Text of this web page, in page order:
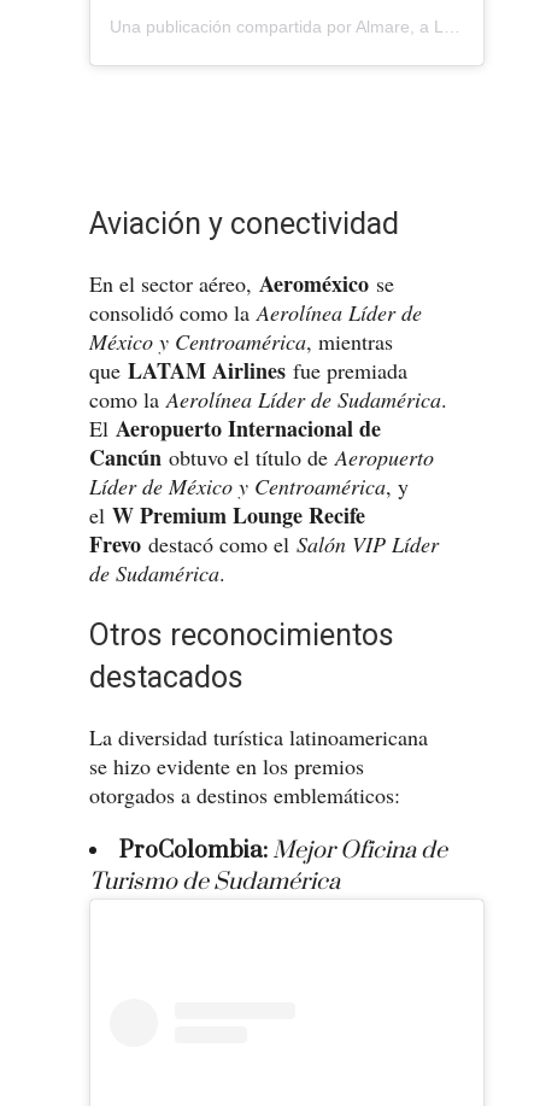
Una publicación compartida por Almare, a Luxury Collection Resort, Isla Mujeres (@almareislamujeres)
Aviación y conectividad
En el sector aéreo, Aeroméxico se
consolidó como laAerolínea Líder de
México y Centroamérica, mientras
que LATAM Airlines fue premiada
como laAerolínea Líder de Sudamérica.
El Aeropuerto Internacional de
Cancún obtuvo el título deAeropuerto
Líder de México y Centroamérica, y
el W Premium Lounge Recife
Frevo destacó como el Salón VIP Líder
de Sudamérica.
Otros reconocimientos
destacados
La diversidad turística latinoamericana
se hizo evidente en los premios
otorgados a destinos emblemáticos:
ProColombia: Mejor Oficina de
Turismo de Sudamérica